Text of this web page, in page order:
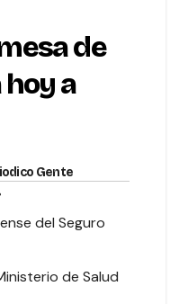
de
a
Gente
del Seguro
de Salud